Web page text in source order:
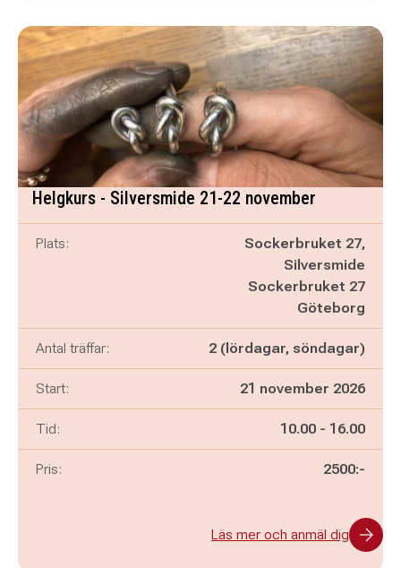
Helgkurs - Silversmide 21-22 november
Plats:
Sockerbruket 27,
Silversmide
Sockerbruket 27
Göteborg
Antal träffar: 2 (lördagar, söndagar)
Start: 21 november 2026
Tid: Pågår mellan
10.00 - och
16.00
Pris: 2500:-
Läs mer och anmäl dig